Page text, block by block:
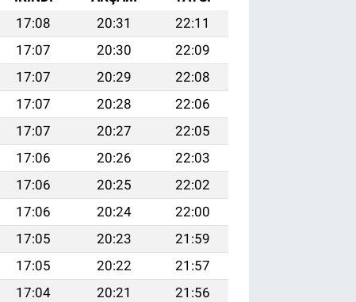
17:08 20:31
22:11
17:07 20:30
22:09
17:07 20:29
22:08
17:07 20:28
22:06
17:07 20:27
22:05
17:06 20:26
22:03
17:06 20:25
22:02
17:06 20:24
22:00
17:05 20:23
21:59
17:05 20:22
21:57
17:04 20:21
21:56